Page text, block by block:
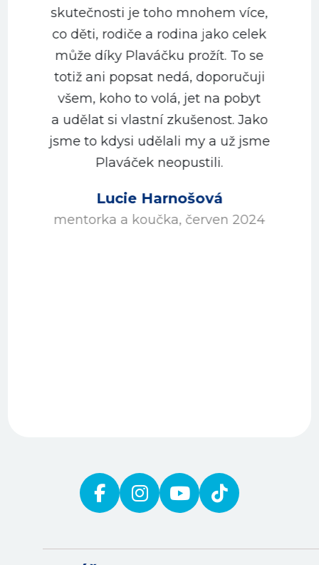
skutečnosti je toho mnohem více,
co děti, rodiče a rodina jako celek
může díky Plaváčku prožít. To se
totiž ani popsat nedá, doporučuji
všem, koho to volá, jet na pobyt
a udělat si vlastní zkušenost. Jako
jsme to kdysi udělali my a už jsme
Plaváček neopustili.
Lucie Harnošová
mentorka a koučka, červen 2024